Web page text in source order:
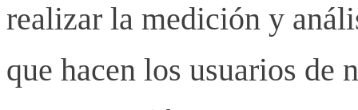
realizar la medición y
que hacen los usuarios de